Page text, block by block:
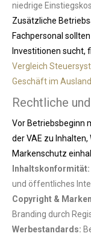
niedrige
Zusätzliche
Fachpersonal
Investitionen sucht,
Vergleich
Geschäft im Ausland
Rechtliche
Vor Betriebsbeginn
der VAE zu
Markenschutz
Inhaltskonformität:
und öffentliches
Copyright &
Branding durch
Werbestandards: